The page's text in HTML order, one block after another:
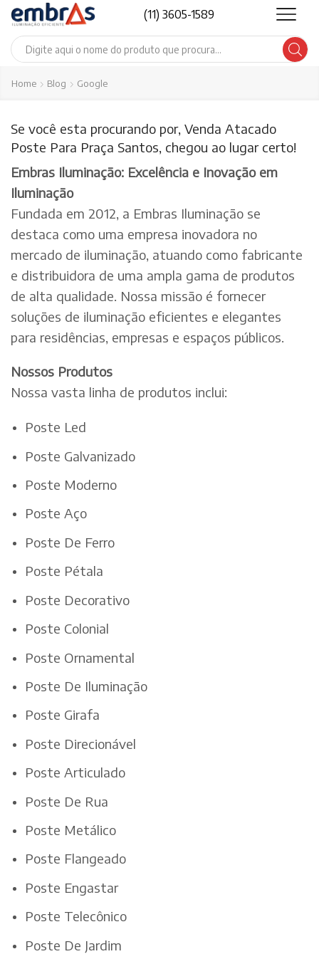
(11) 3605-1589
Search
Home Blog Google
Se você esta procurando por, Venda Atacado
Poste Para Praça Santos, chegou ao lugar certo!
Embras Iluminação: Excelência e Inovação em
Iluminação
Fundada em 2012, a Embras Iluminação se
destaca como uma empresa inovadora no
mercado de iluminação, atuando como fabricante
e distribuidora de uma ampla gama de produtos
de alta qualidade. Nossa missão é fornecer
soluções de iluminação eficientes e elegantes
para residências, empresas e espaços públicos.
Nossos Produtos
Nossa vasta linha de produtos inclui:
Poste Led
Poste Galvanizado
Poste Moderno
Poste Aço
Poste De Ferro
Poste Pétala
Poste Decorativo
Poste Colonial
Poste Ornamental
Poste De Iluminação
Poste Girafa
Poste Direcionável
Poste Articulado
Poste De Rua
Poste Metálico
Poste Flangeado
Poste Engastar
Poste Telecônico
Poste De Jardim